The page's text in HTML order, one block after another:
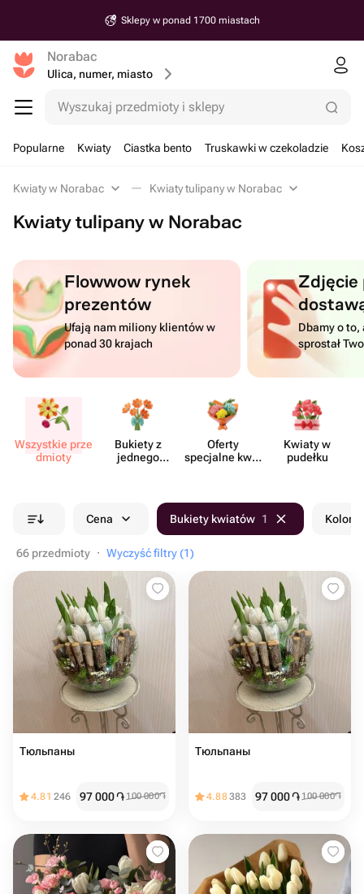
Sklepy w ponad 1700 miastach
Norabac
Ulica, numer, miasto
Wyszukaj przedmioty i sklepy
Popularne Kwiaty Ciastka bento Truskawki w czekoladzie
Kwiaty w Norabac Kwiaty tulipany w Norabac
Kwiaty tulipany w Norabac
Flowwow rynek
prezentów
Ufają nam miliony klientów w
ponad 30 krajach
Dbamy o to,
sprostał
Wszystkie prze​
dmioty
Bukiety z
jednego
Oferty
specjalne kwia​
Kwiaty w
pudełku
Cena Bukiety kwiatów 1 Kolor
66 przedmioty · Wyczyść filtry (1)
Тюльпаны
4.81 246 97 000֏ 100 000֏
Тюльпаны
4.88383 97 000֏ 100 000֏